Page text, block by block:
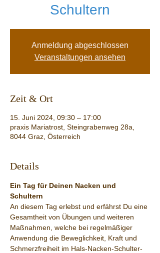
Schultern
Anmeldung abgeschlossen
Veranstaltungen ansehen
Zeit & Ort
15. Juni 2024, 09:30 – 17:00
praxis Mariatrost, Steingrabenweg 28a,
8044 Graz, Österreich
Details
Ein Tag für Deinen Nacken und
Schultern
An diesem Tag erlebst und erfährst Du eine
Gesamtheit von Übungen und weiteren
Maßnahmen, welche bei regelmäßiger
Anwendung die Beweglichkeit, Kraft und
Schmerzfreiheit im Hals-Nacken-Schulter-